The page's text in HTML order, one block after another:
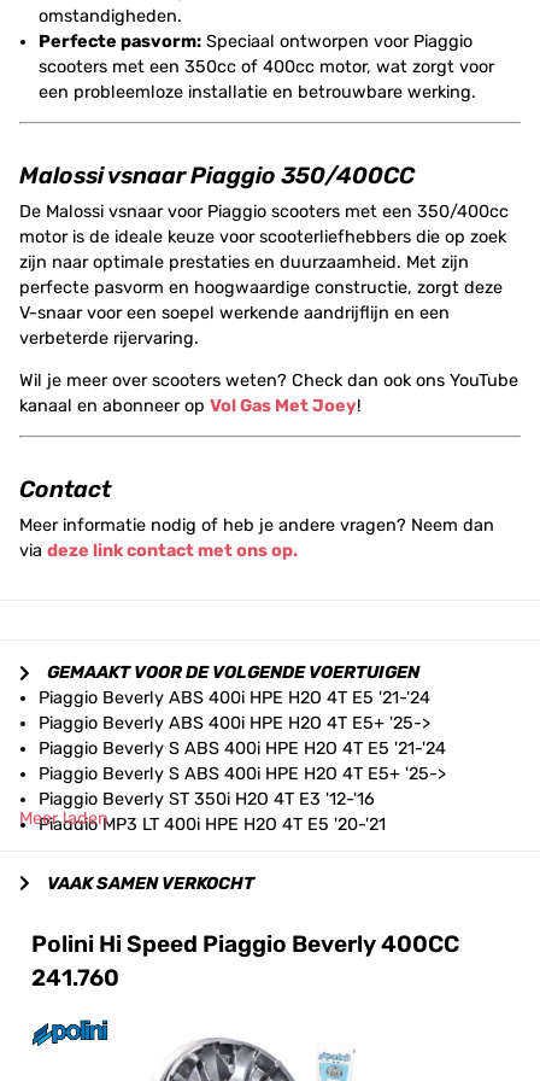
omstandigheden.
Perfecte pasvorm: Speciaal ontworpen voor Piaggio
scooters met een 350cc of 400cc motor, wat zorgt voor
een probleemloze installatie en betrouwbare werking.
Malossi vsnaar Piaggio 350/400CC
De Malossi vsnaar voor Piaggio scooters met een 350/400cc
motor is de ideale keuze voor scooterliefhebbers die op zoek
zijn naar optimale prestaties en duurzaamheid. Met zijn
perfecte pasvorm en hoogwaardige constructie, zorgt deze
V-snaar voor een soepel werkende aandrijflijn en een
verbeterde rijervaring.
Wil je meer over scooters weten? Check dan ook ons YouTube
kanaal en abonneer op Vol Gas Met Joey!
Contact
Meer informatie nodig of heb je andere vragen? Neem dan
via deze link contact met ons op.
GEMAAKT VOOR DE VOLGENDE VOERTUIGEN
Piaggio Beverly ABS 400i HPE H2O 4T E5 '21-'24
Piaggio Beverly ABS 400i HPE H2O 4T E5+ '25->
Piaggio Beverly S ABS 400i HPE H2O 4T E5 '21-'24
Piaggio Beverly S ABS 400i HPE H2O 4T E5+ '25->
Piaggio Beverly ST 350i H2O 4T E3 '12-'16
Piaggio MP3 LT 400i HPE H2O 4T E5 '20-'21
Piaggio MP3 LT 400i HPE RST H2O 4T E5+ '25->
Piaggio X10 350i H2O 4T E3 '12-'15
Meer laden
VAAK SAMEN VERKOCHT
Polini Hi Speed Piaggio Beverly 400CC
241.760